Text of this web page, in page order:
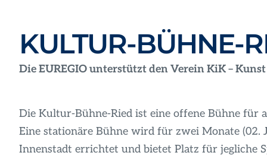
KULTUR-BÜHNE-
Die EUREGIO unterstützt den Verein KiK –
Die Kultur-Bühne-Ried ist eine offene Bühne für
Eine stationäre Bühne wird für zwei Monate (02.
Innenstadt errichtet und bietet Platz für jegliche